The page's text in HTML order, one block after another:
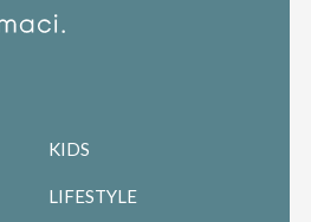
KIDS
LIFESTYLE